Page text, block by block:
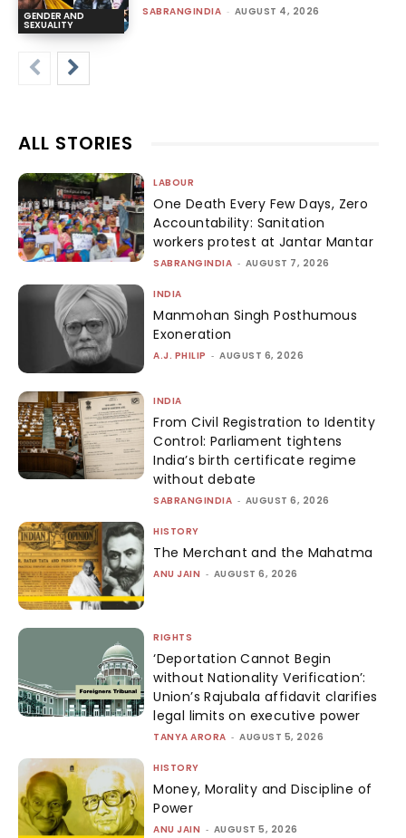
GENDER AND
SEXUALITY
SABRANGINDIA - AUGUST 4, 2026
ALL STORIES
LABOUR
One Death Every Few Days, Zero
Accountability: Sanitation
workers protest at Jantar Mantar
SABRANGINDIA - AUGUST 7, 2026
INDIA
Manmohan Singh Posthumous
Exoneration
A.J. PHILIP - AUGUST 6, 2026
INDIA
From Civil Registration to Identity
Control: Parliament tightens
India’s birth certificate regime
without debate
SABRANGINDIA - AUGUST 6, 2026
HISTORY
The Merchant and the Mahatma
ANU JAIN - AUGUST 6, 2026
RIGHTS
‘Deportation Cannot Begin
without Nationality Verification’:
Union’s Rajubala affidavit clarifies
legal limits on executive power
TANYA ARORA - AUGUST 5, 2026
HISTORY
Money, Morality and Discipline of
Power
ANU JAIN - AUGUST 5, 2026